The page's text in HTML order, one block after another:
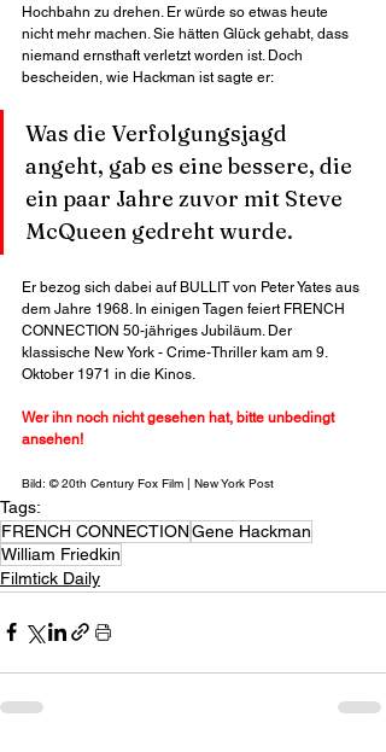
Hochbahn zu drehen. Er würde so etwas heute
nicht mehr machen. Sie hätten Glück gehabt, dass
niemand ernsthaft verletzt worden ist. Doch
bescheiden, wie Hackman ist sagte er:
Was die Verfolgungsjagd
angeht, gab es eine bessere, die
ein paar Jahre zuvor mit Steve
McQueen gedreht wurde.
Er bezog sich dabei auf BULLIT von Peter Yates aus
dem Jahre 1968. In einigen Tagen feiert FRENCH
CONNECTION 50-jähriges Jubiläum. Der
klassische New York - Crime-Thriller kam am 9.
Oktober 1971 in die Kinos.
Wer ihn noch nicht gesehen hat, bitte unbedingt
ansehen!
Bild: © 20th Century Fox Film | New York Post
Tags:
FRENCH CONNECTIONGene Hackman
William Friedkin
Filmtick Daily